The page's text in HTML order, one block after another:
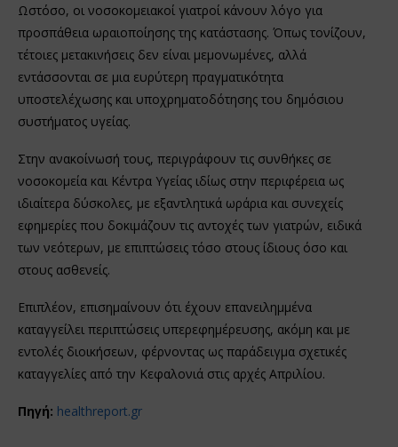
Ωστόσο, οι νοσοκομειακοί γιατροί κάνουν λόγο για
προσπάθεια ωραιοποίησης της κατάστασης. Όπως τονίζουν,
τέτοιες μετακινήσεις δεν είναι μεμονωμένες, αλλά
εντάσσονται σε μια ευρύτερη πραγματικότητα
υποστελέχωσης και υποχρηματοδότησης του δημόσιου
συστήματος υγείας.
Στην ανακοίνωσή τους, περιγράφουν τις συνθήκες σε
νοσοκομεία και Κέντρα Υγείας ιδίως στην περιφέρεια ως
ιδιαίτερα δύσκολες, με εξαντλητικά ωράρια και συνεχείς
εφημερίες που δοκιμάζουν τις αντοχές των γιατρών, ειδικά
των νεότερων, με επιπτώσεις τόσο στους ίδιους όσο και
στους ασθενείς.
Επιπλέον, επισημαίνουν ότι έχουν επανειλημμένα
καταγγείλει περιπτώσεις υπερεφημέρευσης, ακόμη και με
εντολές διοικήσεων, φέρνοντας ως παράδειγμα σχετικές
καταγγελίες από την Κεφαλονιά στις αρχές Απριλίου.
Πηγή: healthreport.gr